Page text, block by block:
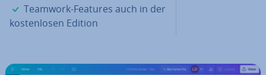
✓
Teamwork-Features auch in der
kos­ten­lo­sen Edition